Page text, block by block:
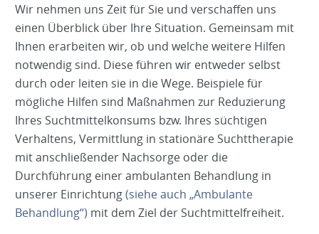
Wir nehmen uns Zeit für Sie und verschaffen uns
einen Überblick über Ihre Situation. Gemeinsam mit
Ihnen erarbeiten wir, ob und welche weitere Hilfen
notwendig sind. Diese führen wir entweder selbst
durch oder leiten sie in die Wege. Beispiele für
mögliche Hilfen sind Maßnahmen zur Reduzierung
Ihres Suchtmittelkonsums bzw. Ihres süchtigen
Verhaltens, Vermittlung in stationäre Suchttherapie
mit anschließender Nachsorge oder die
Durchführung einer ambulanten Behandlung in
unserer Einrichtung(siehe auch „Ambulante
Behandlung“) mit dem Ziel der Suchtmittelfreiheit.